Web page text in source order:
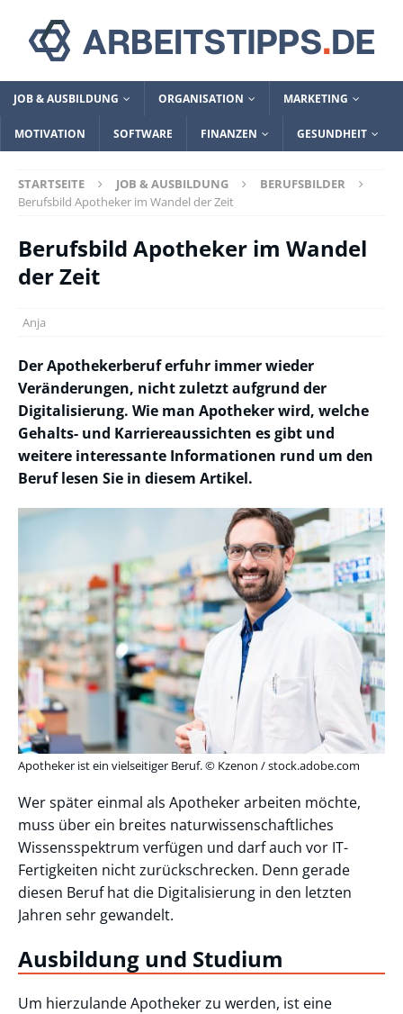
JOB & AUSBILDUNG ORGANISATION MARKETING
MOTIVATION SOFTWARE FINANZEN GESUNDHEIT
STARTSEITE JOB & AUSBILDUNG
BERUFSBILDER
Berufsbild Apotheker im Wandel der Zeit
Berufsbild Apotheker im Wandel
der Zeit
Anja
Der Apothekerberuf erfuhr immer wieder
Veränderungen, nicht zuletzt aufgrund der
Digitalisierung. Wie man Apotheker wird, welche
Gehalts- und Karriereaussichten es gibt und
weitere interessante Informationen rund um den
Beruf lesen Sie in diesem Artikel.
Apotheker ist ein vielseitiger Beruf. © Kzenon / stock.adobe.com
Wer später einmal als Apotheker arbeiten möchte,
muss über ein breites naturwissenschaftliches
Wissensspektrum verfügen und darf auch vor IT-
Fertigkeiten nicht zurückschrecken. Denn gerade
diesen Beruf hat die Digitalisierung in den letzten
Jahren sehr gewandelt.
Ausbildung und Studium
Um hierzulande Apotheker zu werden, ist eine